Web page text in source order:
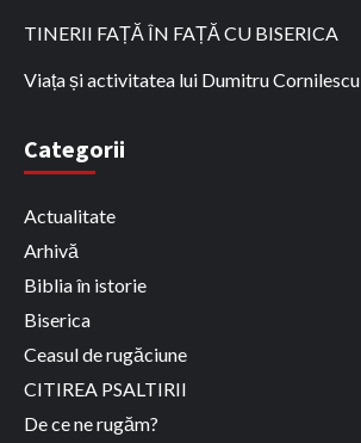
TINERII FAȚĂ ÎN FAȚĂ CU BISERICA
Viața și activitatea lui Dumitru Cornilescu
Categorii
Actualitate
Arhivă
Biblia în istorie
Biserica
Ceasul de rugăciune
CITIREA PSALTIRII
De ce ne rugăm?